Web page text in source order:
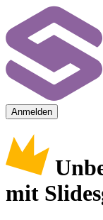
Anmelden
mit